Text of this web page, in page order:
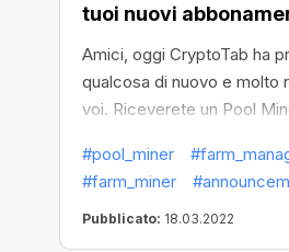
tuoi nuovi
Amici, oggi CryptoTab ha
qualcosa di nuovo e molto
voi. Riceverete un Pool
inizierete a guadagnare
periodo di prova
#pool_miner
#farm_miner
Pubblicato: 18.03.2022